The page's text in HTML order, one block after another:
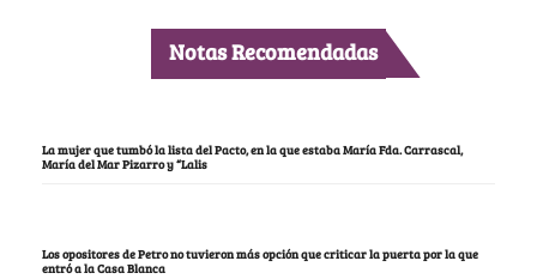
Notas Recomendadas
La mujer que tumbó la lista del Pacto, en la que estaba María Fda. Carrascal,
María del Mar Pizarro y “Lalis
Los opositores de Petro no tuvieron más opción que criticar la puerta por la que
entró a la Casa Blanca